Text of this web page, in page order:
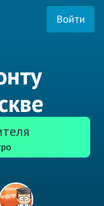
Войти